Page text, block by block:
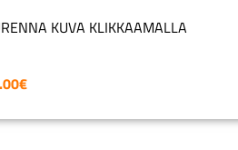
KUVA KLIKKAAMALLA
€